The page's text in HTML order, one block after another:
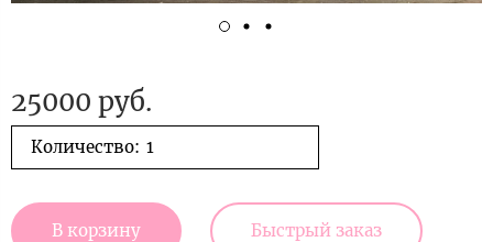
25000 руб.
Количество:
В корзину Быстрый заказ